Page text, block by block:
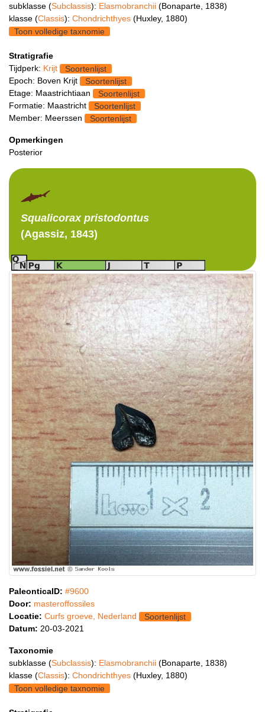
subklasse (Subclassis): Elasmobranchii (Bonaparte, 1838)
klasse (Classis): Chondrichthyes (Huxley, 1880)
Toon volledige taxnomie
Stratigrafie
Tijdperk: Krijt
Soortenlijst
Epoch: Boven Krijt
Soortenlijst
Etage: Maastrichtiaan
Soortenlijst
Formatie: Maastricht
Soortenlijst
Member: Meerssen
Soortenlijst
Opmerkingen
Posterior
Squalicoraxpristodontus
(Agassiz, 1843)
PaleonticaID: #9600
Door: masteroffossiles
Locatie: Curfs groeve, Nederland
Soortenlijst
Datum: 20-03-2021
Taxonomie
subklasse (Subclassis): Elasmobranchii (Bonaparte, 1838)
klasse (Classis): Chondrichthyes (Huxley, 1880)
Toon volledige taxnomie